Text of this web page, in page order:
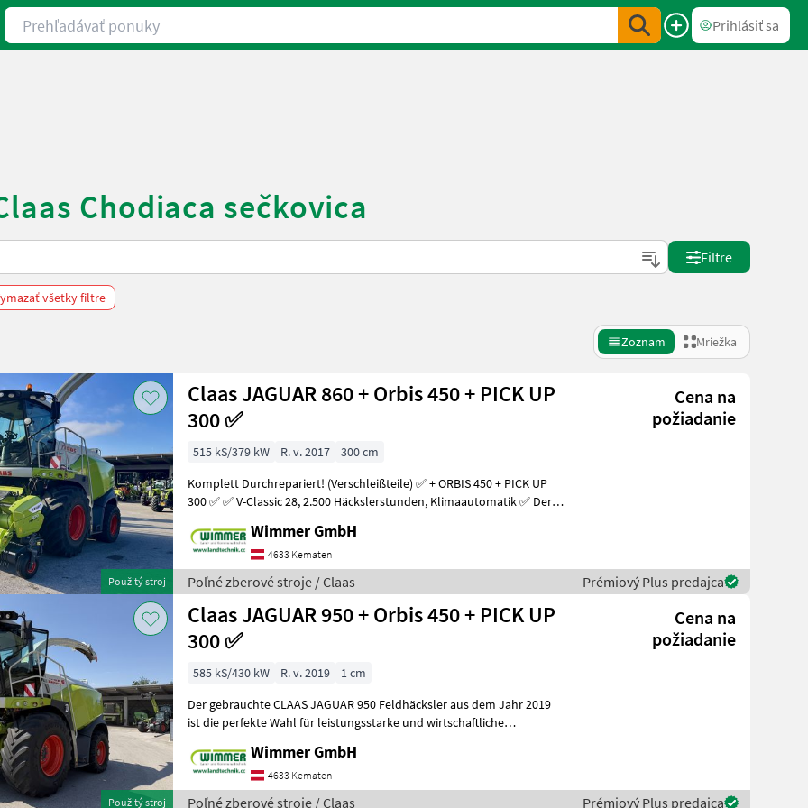
Prehľadávať ponuky
Prihlásiť sa
Chodiaca sečkovica
Filtre
všetky filtre
Zoznam Mriežka
Použitý stroj
Claas JAGUAR 860 + Orbis 450 + PICK UP
300 ✅
Cena na
požiadanie
515 kS/379 kW R. v. 2017
300 cm
Komplett Durchrepariert! (Verschleißteile) ✅ + ORBIS 450 + PICK UP
300 ✅ ✅ V-Classic 28, 2.500 Häckslerstunden, Klimaautomatik ✅ Der
Wimmer GmbH
4633 Kematen
Poľné zberové stroje / Claas Prémiový Plus predajca
Použitý stroj
Claas JAGUAR 950 + Orbis 450 + PICK UP
300 ✅
Cena na
požiadanie
585 kS/430 kW R. v. 2019
1 cm
Der gebrauchte CLAAS JAGUAR 950 Feldhäcksler aus dem Jahr 2019
ist die perfekte Wahl für leistungsstarke und wirtschaftliche
Wimmer GmbH
4633 Kematen
Poľné zberové stroje / Claas Prémiový Plus predajca